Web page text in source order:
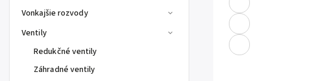
Vonkajšie rozvody
Ventily
Redukčné ventily
Záhradné ventily